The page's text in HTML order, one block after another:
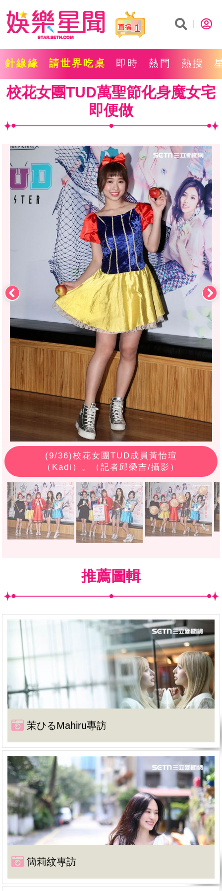
1
針線緣 請世界吃桌 即時 熱門 熱搜
校花女團TUD萬聖節化身魔女宅
即便做
(9/36)校花女團TUD成員黃怡瑄
（Kadi）。（記者邱榮吉/攝影）
推薦圖輯
茉ひるMahiru專訪
簡莉紋專訪